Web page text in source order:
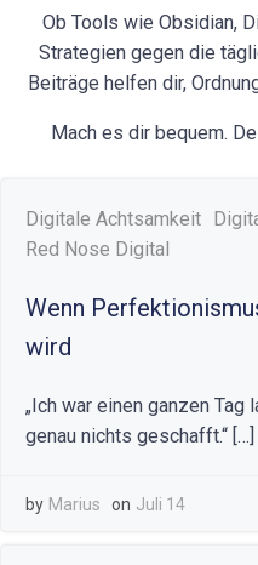
Ob Tools wie Obsidian,
Strategien gegen die
Beiträge helfen dir,
Mach es dir bequem.
Digitale Achtsamkeit
Red Nose Digital
Wenn
wird
„Ich war einen ganzen Tag
genau nichts geschafft.“ […]
by Marius on Juli 14